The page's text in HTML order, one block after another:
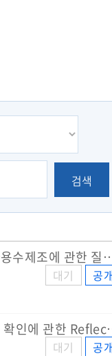
검색
EMA: 증류이외의 방법에 의
대기
공
EMA: 원료물질
대기
공